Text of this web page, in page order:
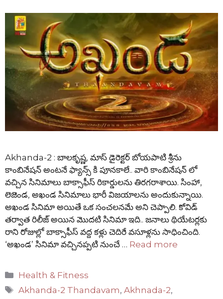
Akhanda-2 : బాలకృష్ణ, మాస్ డైరెక్టర్ బోయపాటి శ్రీను
కాంబినేషన్ అంటనే ఫ్యాన్స్ కి పూనకాలే.. వారి కాంబినేషన్ లో
వచ్చిన సినిమాలు బాక్సాఫీస్ రికార్డులను తిరగరాశాయి. సింహా,
లెజెండ, అఖండ సినిమాలు భారీ విజయాలను అందుకున్నాయి.
అఖండ సినిమా అయితే ఒక సంచలనమే అని చెప్పాలి. కోవిడ్
తర్వాత రిలీజ్ అయిన మొదటి సినిమా ఇది.. జనాలు థియేటర్లకు
రాని రోజుల్లో బాక్సాఫీస్ వద్ద కళ్లు చెదిరే వసూళ్లను సాధించింది.
‘అఖండ’ సినిమా వచ్చినప్పటి నుంచే … Read more
Categories
Health & Fitness
Tags
Akhanda-2 Thandavam,Akhnada-2,